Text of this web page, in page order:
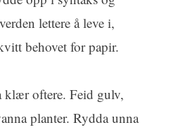
lettere å leve i,
behovet for papir.
klær oftere. Feid gulv,
planter. Rydda unna